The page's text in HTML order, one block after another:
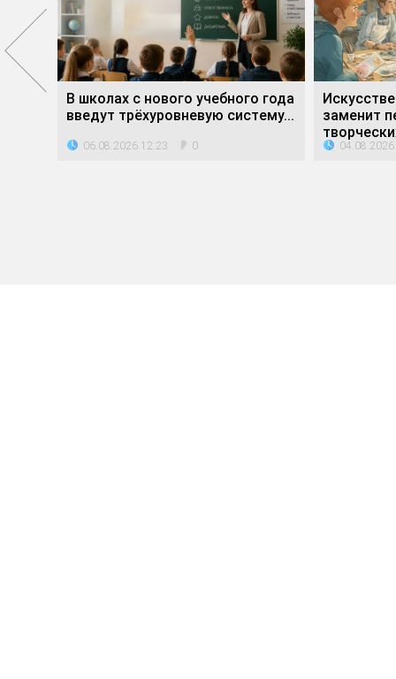
В школах с нового учебного года
введут трёхуровневую систему...
06.08.2026 12:23 0
заменит